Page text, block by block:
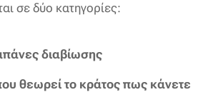
σε δύο κατηγορίες:
διαβίωσης
θεωρεί το κράτος πως κάνετε